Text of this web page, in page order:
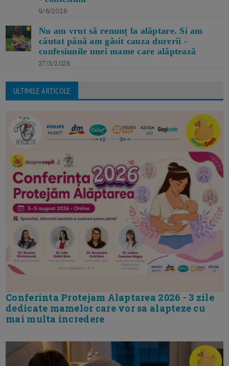
9/6/2026
Nu am vrut să renunț la alăptare. Si am
căutat până am găsit cauza durerii -
confesiunile unei mame care alăptează
27/3/2026
ULTIMILE ARTICOLE
Conferinta Protejam Alaptarea 2026 - 3 zile
dedicate mamelor care vor sa alapteze cu
mai multa incredere